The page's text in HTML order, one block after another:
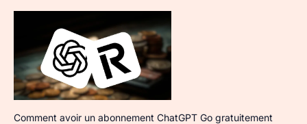
Comment avoir un abonnement ChatGPT Go gratuitement